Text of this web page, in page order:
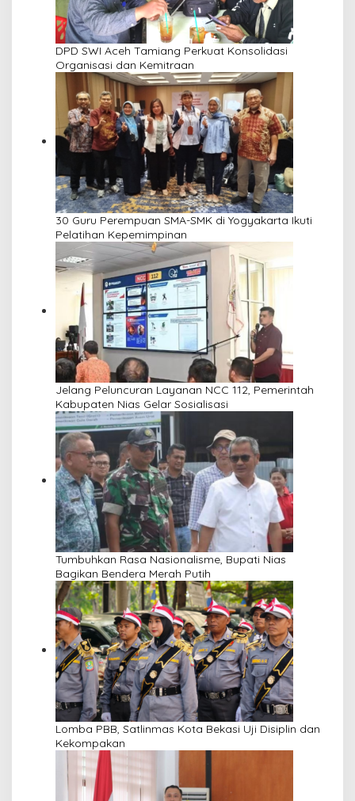
DPD SWI Aceh Tamiang Perkuat Konsolidasi
Organisasi dan Kemitraan
30 Guru Perempuan SMA-SMK di Yogyakarta Ikuti
Pelatihan Kepemimpinan
Jelang Peluncuran Layanan NCC 112, Pemerintah
Kabupaten Nias Gelar Sosialisasi
Tumbuhkan Rasa Nasionalisme, Bupati Nias
Bagikan Bendera Merah Putih
Lomba PBB, Satlinmas Kota Bekasi Uji Disiplin dan
Kekompakan